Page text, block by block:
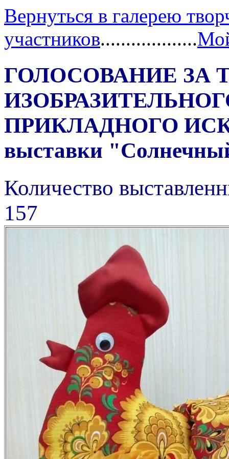
Вернуться в галерею
участников...................
ГОЛОСОВАНИЕ ЗА
ПРИКЛАДНОГО
выставки
Количество
157